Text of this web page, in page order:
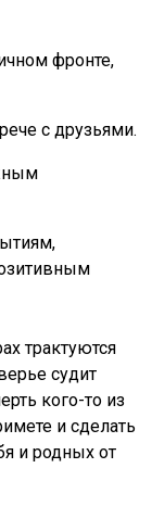
фронте,
с друзьями.
трактуются
судит
кого-то из
и сделать
и родных от